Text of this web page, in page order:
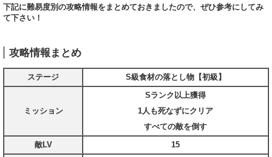
下記に難易度別の攻略情報をまとめておきましたので、ぜひ参考にしてみ
て下さい！
攻略情報まとめ
ステージ S級食材の落とし物【初級】
ミッション
Sランク以上獲得
1人も死なずにクリア
すべての敵を倒す
敵LV
15